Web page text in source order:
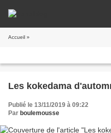
Accueil »
Les kokedama
Publié le 13/11/2019 à 09:22
Par boulemousse